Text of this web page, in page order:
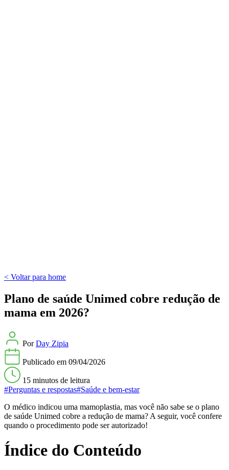
< Voltar para home
Plano de saúde Unimed cobre redução de
mama em 2026?
PorDay Zipia
Publicado em 09/04/2026
15 minutos de leitura
#Perguntas e respostas#Saúde e bem-estar
O médico indicou uma mamoplastia, mas você não sabe se o plano
de saúde Unimed cobre a redução de mama? A seguir, você confere
quando o procedimento pode ser autorizado!
Índice do Conteúdo